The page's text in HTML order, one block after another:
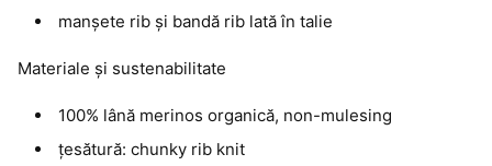
manșete rib și bandă rib lată în talie
Materiale și sustenabilitate
100% lână merinos organică, non-mulesing
țesătură: chunky rib knit